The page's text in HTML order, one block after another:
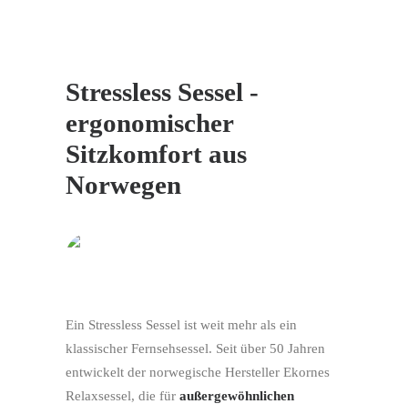
Stressless Sessel -
ergonomischer
Sitzkomfort aus
Norwegen
Ein Stressless Sessel ist weit mehr als ein
klassischer Fernsehsessel. Seit über 50 Jahren
entwickelt der norwegische Hersteller Ekornes
Relaxsessel, die für außergewöhnlichen